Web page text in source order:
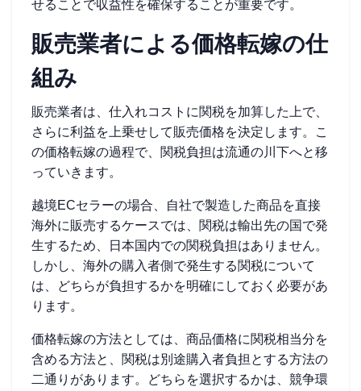
せることで収益性を確保することが重要です。
販売業者による価格転嫁の仕
組み
販売業者は、仕入れコストに関税を加算した上で、
さらに利益を上乗せして販売価格を決定します。こ
の価格転嫁の過程で、関税負担は流通の川下へと移
っていきます。
越境ECセラーの場合、自社で製造した商品を直接
海外に販売するケースでは、関税は輸出先の国で発
生するため、日本国内での関税負担はありません。
しかし、海外の購入者側で発生する関税について
は、どちらが負担するかを明確にしておく必要があ
ります。
価格転嫁の方法としては、商品価格に関税相当分を
含める方法と、関税は別途購入者負担とする方法の
二通りがあります。どちらを選択するかは、競争環